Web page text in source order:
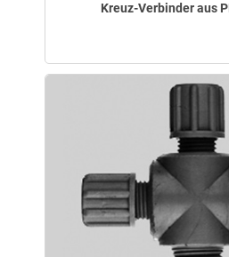
Kreuz-Verbinder aus